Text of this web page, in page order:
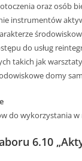
oraz osób
instrumentów
do usług
takich jak
domy
do wykorzystania w
6.10